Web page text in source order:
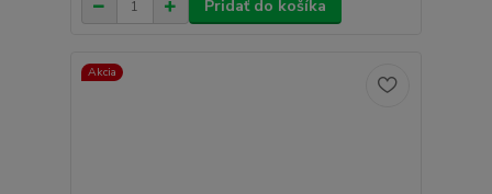
Pridať do košíka
Akcia